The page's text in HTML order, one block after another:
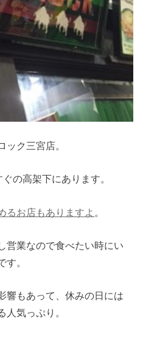
ック三宮店。
の高架下にあります。
るお店もありますよ 。
営業なので食べたい時にい
す。
響もあって、休みの日には
人気っぷり。